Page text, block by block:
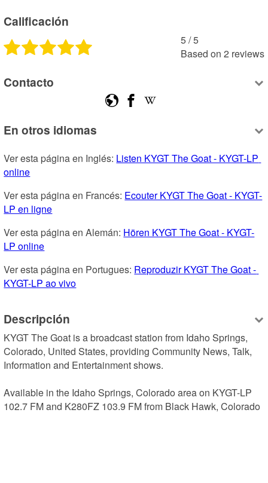
Calificación
5 /5
Based on 2 reviews
Contacto
En otros idiomas
Ver esta página en Inglés: Listen KYGT The Goat - KYGT-LP
online
Ver esta página en Francés: Ecouter KYGT The Goat - KYGT-
LP en ligne
Ver esta página en Alemán: Hören KYGT The Goat - KYGT-
LP online
Ver esta página en Portugues: Reproduzir KYGT The Goat -
KYGT-LP ao vivo
Descripción
KYGT The Goat is a broadcast station from Idaho Springs,
Colorado, United States, providing Community News, Talk,
Information and Entertainment shows.
Available in the Idaho Springs, Colorado area on KYGT-LP
102.7 FM and K280FZ 103.9 FM from Black Hawk, Colorado